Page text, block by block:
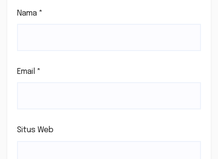
Nama *
Email *
Situs Web